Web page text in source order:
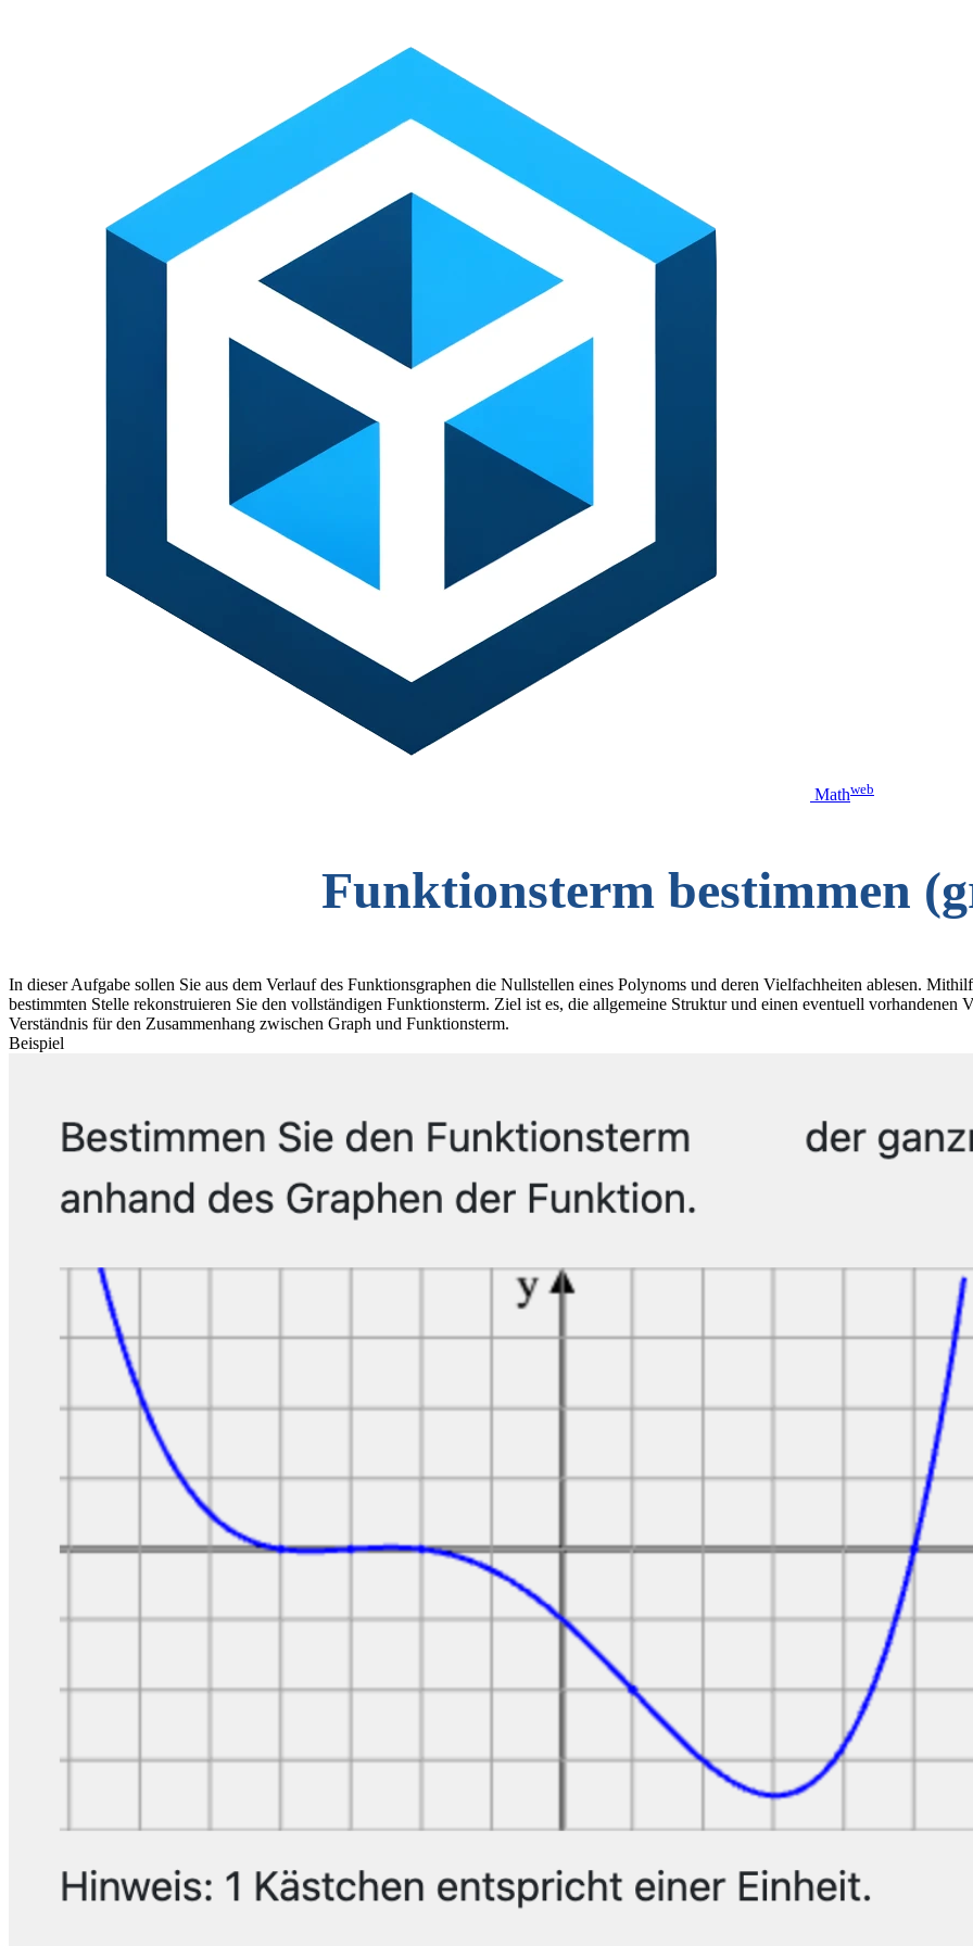
Mathweb
Funktionsterm bestimmen
In dieser Aufgabe sollen Sie aus dem Verlauf des Funktionsgraphen die Nullstellen eines Polynoms und deren Vielfachheiten ablesen.
bestimmten Stelle rekonstruieren Sie den vollständigen Funktionsterm. Ziel ist es, die allgemeine Struktur und einen eventuell
Verständnis für den Zusammenhang zwischen Graph und Funktionsterm.
Beispiel